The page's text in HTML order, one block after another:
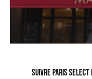
Suivre Paris Select